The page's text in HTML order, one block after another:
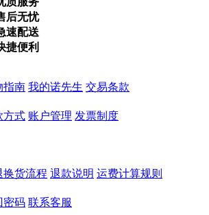
质服务
后无忧
速配送
捷便利
指南 我的诺先生 交易条款
方式 账户管理 发票制度
换货流程 退款说明 运费计算规则
密码 联系客服